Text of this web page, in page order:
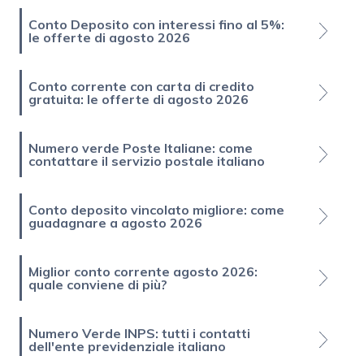
Conto Deposito con interessi fino al 5%:
le offerte di agosto 2026
Conto corrente con carta di credito
gratuita: le offerte di agosto 2026
Numero verde Poste Italiane: come
contattare il servizio postale italiano
Conto deposito vincolato migliore: come
guadagnare a agosto 2026
Miglior conto corrente agosto 2026:
quale conviene di più?
Numero Verde INPS: tutti i contatti
dell'ente previdenziale italiano